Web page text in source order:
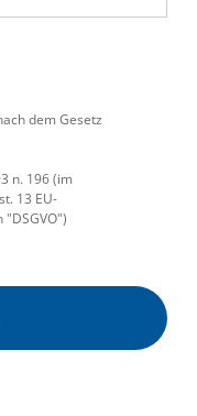
dem Gesetz
n. 196 (im
13 EU-